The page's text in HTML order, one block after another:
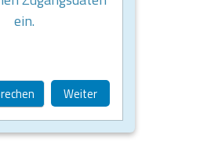
ein.
Weiter